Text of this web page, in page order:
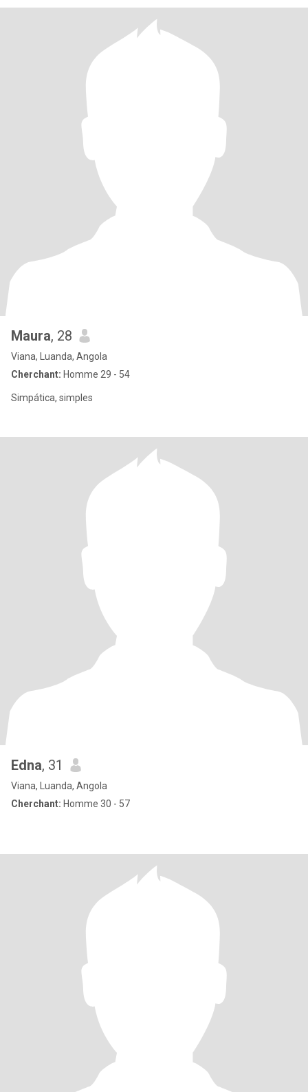
Maura, 28
Viana, Luanda, Angola
Cherchant: Homme 29 - 54
Simpática, simples
Edna, 31
Viana, Luanda, Angola
Cherchant: Homme 30 - 57